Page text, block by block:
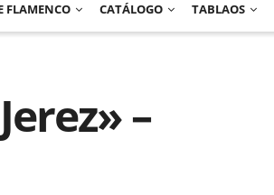
FLAMENCO CATÁLOGO TABLAOS
–